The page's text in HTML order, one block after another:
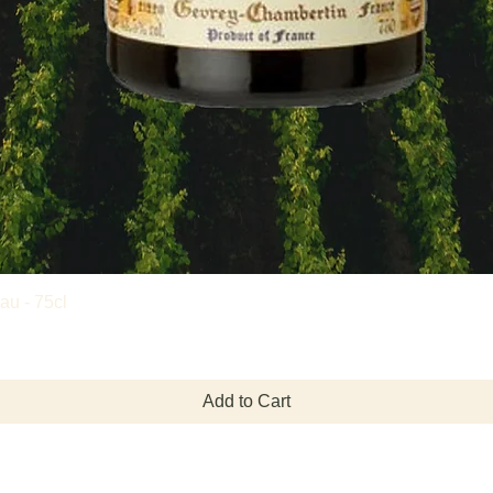
- 75cl
Add to Cart